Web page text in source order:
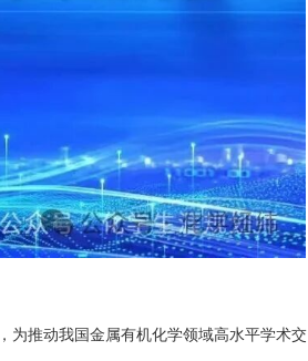
为推动我国金属有机化学领域高水平学术交